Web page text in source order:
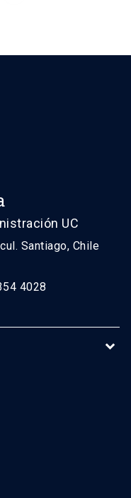
UC
Santiago, Chile
4028